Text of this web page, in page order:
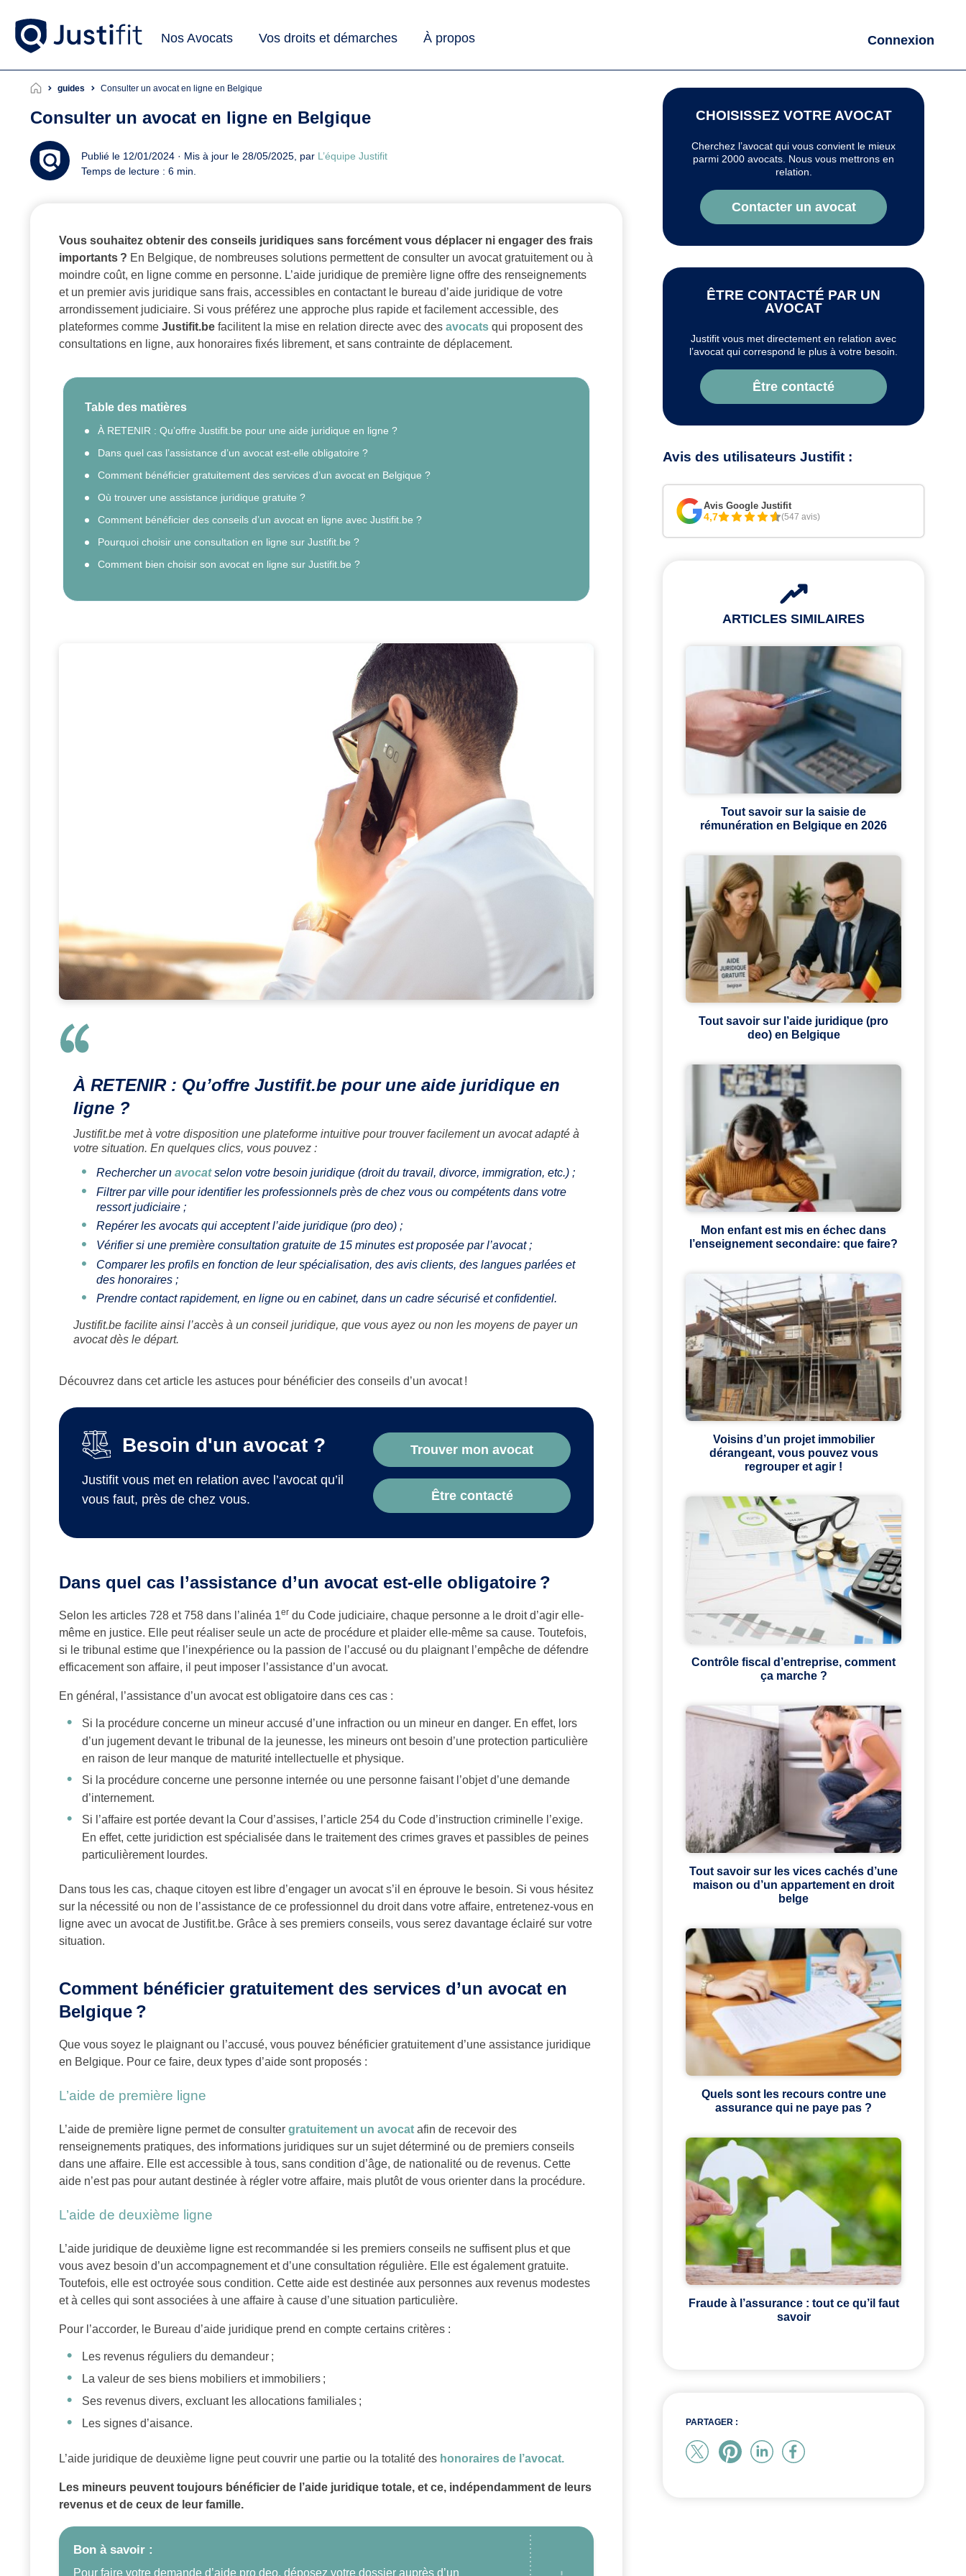
Nos Avocats Vos droits et démarches À propos Connexion
guides Consulter un avocat en ligne en Belgique
Consulter un avocat en ligne en Belgique
Publié le 12/01/2024 · Mis à jour le 28/05/2025, par L’équipe Justifit
Temps de lecture : 6 min.
Vous souhaitez obtenir des conseils juridiques sans forcément vous déplacer ni engager des frais
importants ? En Belgique, de nombreuses solutions permettent de consulter un avocat gratuitement ou à
moindre coût, en ligne comme en personne. L’aide juridique de première ligne offre des renseignements
et un premier avis juridique sans frais, accessibles en contactant le bureau d’aide juridique de votre
arrondissement judiciaire. Si vous préférez une approche plus rapide et facilement accessible, des
plateformes comme Justifit.be facilitent la mise en relation directe avec des avocats qui proposent des
consultations en ligne, aux honoraires fixés librement, et sans contrainte de déplacement.
Table des matières
À RETENIR : Qu’offre Justifit.be pour une aide juridique en ligne ?
Dans quel cas l’assistance d’un avocat est-elle obligatoire ?
Comment bénéficier gratuitement des services d’un avocat en Belgique ?
Où trouver une assistance juridique gratuite ?
Comment bénéficier des conseils d’un avocat en ligne avec Justifit.be ?
Pourquoi choisir une consultation en ligne sur Justifit.be ?
Comment bien choisir son avocat en ligne sur Justifit.be ?
À RETENIR : Qu’offre Justifit.be pour une aide juridique en
ligne ?
Justifit.be met à votre disposition une plateforme intuitive pour trouver facilement un avocat adapté à
votre situation. En quelques clics, vous pouvez :
Rechercher un avocatselon votre besoin juridique (droit du travail, divorce, immigration, etc.) ;
Filtrer par ville pour identifier les professionnels près de chez vous ou compétents dans votre
ressort judiciaire ;
Repérer les avocats qui acceptent l’aide juridique (pro deo) ;
Vérifier si une première consultation gratuite de 15 minutes est proposée par l’avocat ;
Comparer les profils en fonction de leur spécialisation, des avis clients, des langues parlées et
des honoraires ;
Prendre contact rapidement, en ligne ou en cabinet, dans un cadre sécurisé et confidentiel.
Justifit.be facilite ainsi l’accès à un conseil juridique, que vous ayez ou non les moyens de payer un
avocat dès le départ.
Découvrez dans cet article les astuces pour bénéficier des conseils d’un avocat !
Besoin d'un avocat ?
Justifit vous met en relation avec l’avocat qu’il
vous faut, près de chez vous.
Trouver mon avocat
Être contacté
Dans quel cas l’assistance d’un avocat est-elle obligatoire ?
Selon les articles 728 et 758 dans l’alinéa 1er du Code judiciaire, chaque personne a le droit d’agir elle-
même en justice. Elle peut réaliser seule un acte de procédure et plaider elle-même sa cause. Toutefois,
si le tribunal estime que l’inexpérience ou la passion de l’accusé ou du plaignant l’empêche de défendre
efficacement son affaire, il peut imposer l’assistance d’un avocat.
En général, l’assistance d’un avocat est obligatoire dans ces cas :
Si la procédure concerne un mineur accusé d’une infraction ou un mineur en danger. En effet, lors
d’un jugement devant le tribunal de la jeunesse, les mineurs ont besoin d’une protection particulière
en raison de leur manque de maturité intellectuelle et physique.
Si la procédure concerne une personne internée ou une personne faisant l’objet d’une demande
d’internement.
Si l’affaire est portée devant la Cour d’assises, l’article 254 du Code d’instruction criminelle l’exige.
En effet, cette juridiction est spécialisée dans le traitement des crimes graves et passibles de peines
particulièrement lourdes.
Dans tous les cas, chaque citoyen est libre d’engager un avocat s’il en éprouve le besoin. Si vous hésitez
sur la nécessité ou non de l’assistance de ce professionnel du droit dans votre affaire, entretenez-vous en
ligne avec un avocat de Justifit.be. Grâce à ses premiers conseils, vous serez davantage éclairé sur votre
situation.
Comment bénéficier gratuitement des services d’un avocat en
Belgique ?
Que vous soyez le plaignant ou l’accusé, vous pouvez bénéficier gratuitement d’une assistance juridique
en Belgique. Pour ce faire, deux types d’aide sont proposés :
L’aide de première ligne
L’aide de première ligne permet de consulter gratuitement un avocat afin de recevoir des
renseignements pratiques, des informations juridiques sur un sujet déterminé ou de premiers conseils
dans une affaire. Elle est accessible à tous, sans condition d’âge, de nationalité ou de revenus. Cette
aide n’est pas pour autant destinée à régler votre affaire, mais plutôt de vous orienter dans la procédure.
L’aide de deuxième ligne
L’aide juridique de deuxième ligne est recommandée si les premiers conseils ne suffisent plus et que
vous avez besoin d’un accompagnement et d’une consultation régulière. Elle est également gratuite.
Toutefois, elle est octroyée sous condition. Cette aide est destinée aux personnes aux revenus modestes
et à celles qui sont associées à une affaire à cause d’une situation particulière.
Pour l’accorder, le Bureau d’aide juridique prend en compte certains critères :
Les revenus réguliers du demandeur ;
La valeur de ses biens mobiliers et immobiliers ;
Ses revenus divers, excluant les allocations familiales ;
Les signes d’aisance.
L’aide juridique de deuxième ligne peut couvrir une partie ou la totalité des honoraires de l’avocat.
Les mineurs peuvent toujours bénéficier de l’aide juridique totale, et ce, indépendamment de leurs
revenus et de ceux de leur famille.
Bon à savoir :
Pour faire votre demande d’aide pro deo, déposez votre dossier auprès d’un
CHOISISSEZ VOTRE AVOCAT
Cherchez l’avocat qui vous convient le mieux
parmi 2000 avocats. Nous vous mettrons en
relation.
Contacter un avocat
ÊTRE CONTACTÉ PAR UN
AVOCAT
Justifit vous met directement en relation avec
l’avocat qui correspond le plus à votre besoin.
Être contacté
Avis des utilisateurs Justifit :
Avis Google Justifit
4,7 (547 avis)
ARTICLES SIMILAIRES
Tout savoir sur la saisie de
rémunération en Belgique en 2026
Tout savoir sur l’aide juridique (pro
deo) en Belgique
Mon enfant est mis en échec dans
l’enseignement secondaire: que faire?
Voisins d’un projet immobilier
dérangeant, vous pouvez vous
regrouper et agir !
Contrôle fiscal d’entreprise, comment
ça marche ?
Tout savoir sur les vices cachés d’une
maison ou d’un appartement en droit
belge
Quels sont les recours contre une
assurance qui ne paye pas ?
Fraude à l’assurance : tout ce qu’il faut
savoir
PARTAGER :